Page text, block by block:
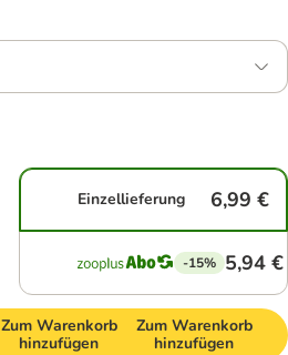
Einzellieferung 6,99 €
-15% 5,94 €
Zum Warenkorb
hinzufügen
Zum Warenkorb
hinzufügen